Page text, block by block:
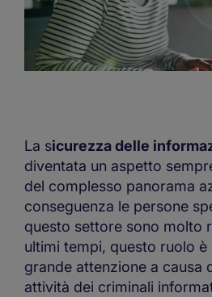
La sicurezza delle
diventata un aspetto
del complesso panorama
conseguenza le persone
questo settore sono molto
ultimi tempi, questo ruolo
grande attenzione a causa
attività dei criminali